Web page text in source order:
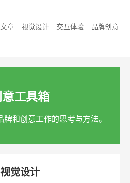
章 视觉设计 交互体验 品牌创意
工具箱
和创意工作的思考与方法。
视觉设计